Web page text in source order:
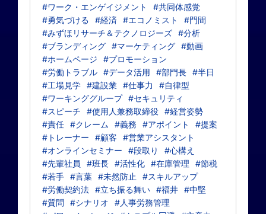
#ワーク・エンゲイジメント
#共同体感覚
#勇気づける
#経済 #エコノミスト
#門間
#みずほリサーチ＆テクノロジーズ #分析
#ブランディング #マーケティング #動画
#ホームページ
#プロモーション
#労働トラブル #データ活用 #部門長 #半日
#工場見学 #建設業 #仕事力
#自律型
#ワーキンググループ #セキュリティ
#スピーチ
#使用人兼務取締役 #経営姿勢
#責任 #クレーム #義務 #アポイント
#提案
#トレーナー
#顧客
#営業アシスタント
#オンラインセミナー
#段取り
#心構え
#先輩社員
#班長 #活性化 #在庫管理
#節税
#若手 #言葉 #未然防止
#スキルアップ
#労働契約法 #立ち振る舞い #福井 #中堅
#質問
#シナリオ
#人事労務管理